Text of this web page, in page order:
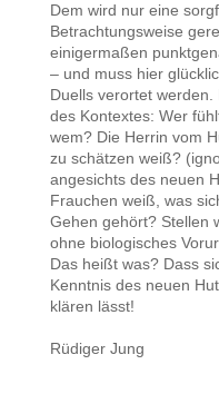
Dem wird nur eine
Betrachtungsweise
einigermaßen
– und muss hier
Duells verortet
des Kontextes: Wer
wem? Die Herrin vom
zu schätzen weiß?
angesichts des neuen
Frauchen weiß, was
Gehen gehört? Stellen
ohne biologisches
Das heißt was? Dass
Kenntnis des neuen
klären lässt!
Rüdiger Jung